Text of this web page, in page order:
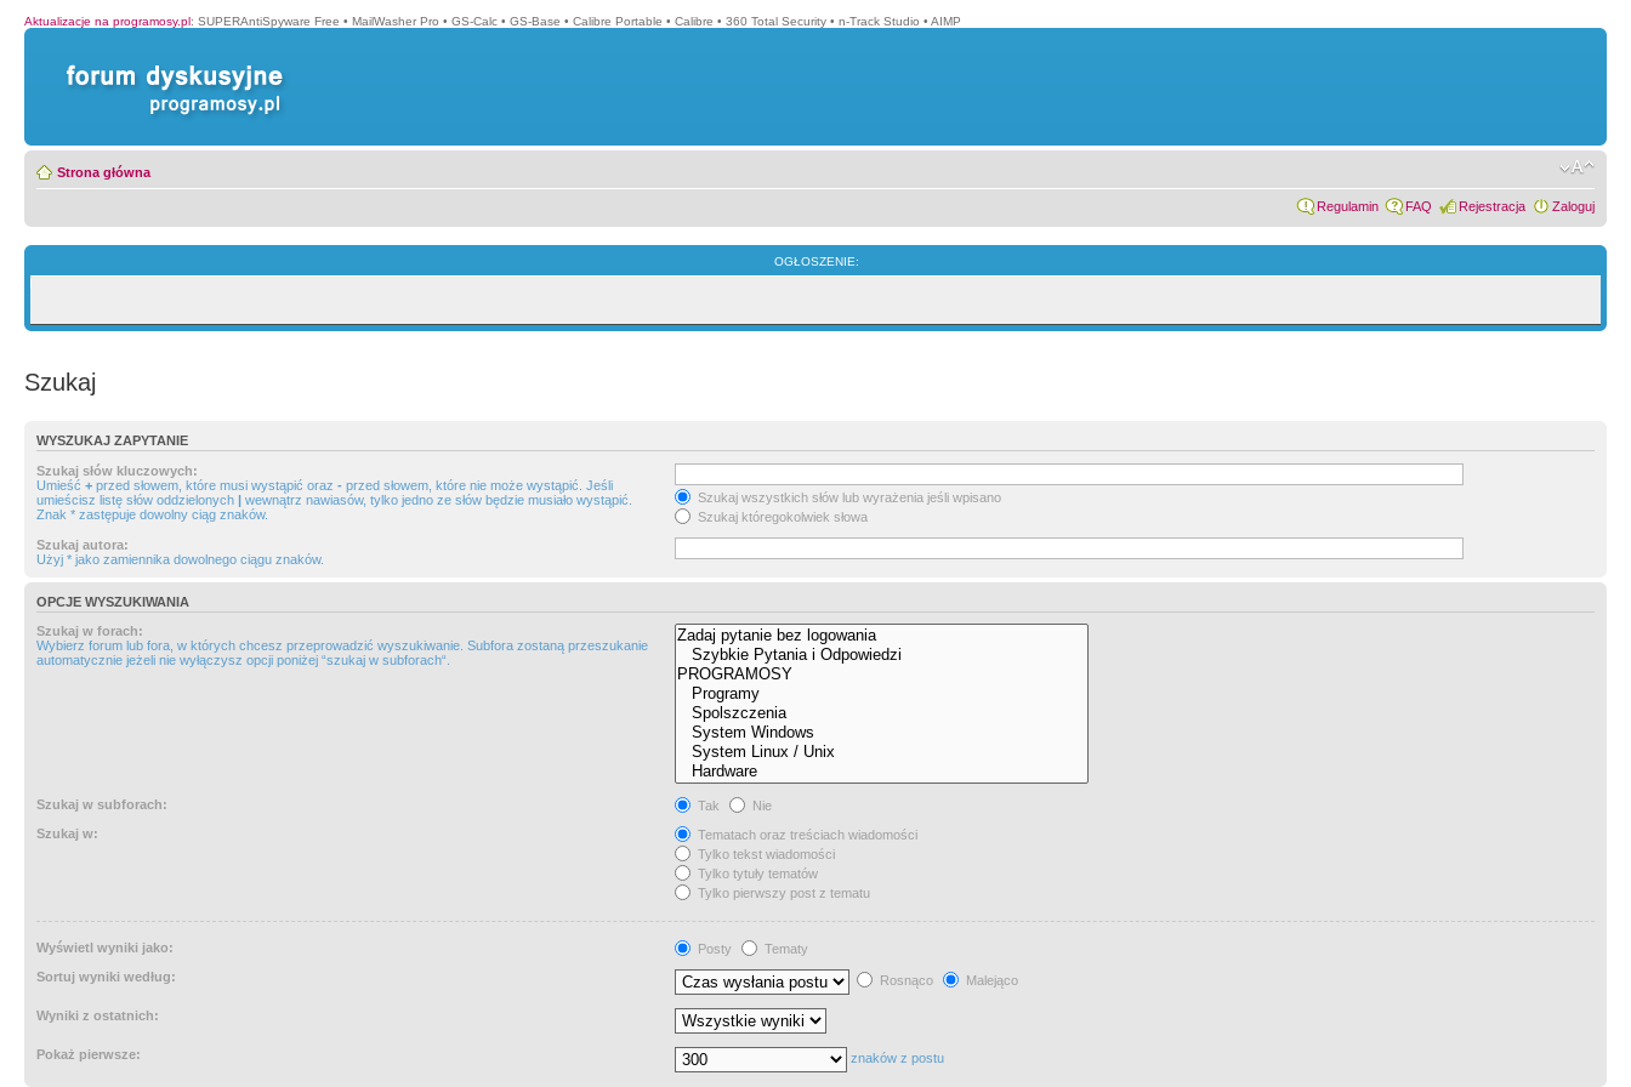
Aktualizacje na programosy.pl: SUPERAntiSpyware Free • MailWasher Pro • GS-Calc • GS-Base • Calibre Portable • Calibre • 360 Total Security • n-Track Studio • AIMP
Strona główna
Regulamin FAQ Rejestracja Zaloguj
OGŁOSZENIE:
Szukaj
WYSZUKAJ ZAPYTANIE
Szukaj słów kluczowych:
Umieść + przed słowem, które musi wystąpić oraz - przed słowem, które nie może wystąpić. Jeśli
umieścisz listę słów oddzielonych | wewnątrz nawiasów, tylko jedno ze słów będzie musiało wystąpić.
Znak * zastępuje dowolny ciąg znaków.
Szukaj wszystkich słów lub wyrażenia jeśli wpisano
Szukaj któregokolwiek słowa
Szukaj autora:
Użyj * jako zamiennika dowolnego ciągu znaków.
OPCJE WYSZUKIWANIA
Szukaj w forach:
Wybierz forum lub fora, w których chcesz przeprowadzić wyszukiwanie. Subfora zostaną przeszukanie
automatycznie jeżeli nie wyłączysz opcji poniżej “szukaj w subforach“.
Szukaj w subforach: Tak
Nie
Szukaj w:
Tematach oraz treściach wiadomości
Tylko tekst wiadomości
Tylko tytuły tematów
Tylko pierwszy post z tematu
Wyświetl wyniki jako: Posty
Tematy
Sortuj wyniki według:
Rosnąco Malejąco
Wyniki z ostatnich:
Pokaż pierwsze: znaków z postu